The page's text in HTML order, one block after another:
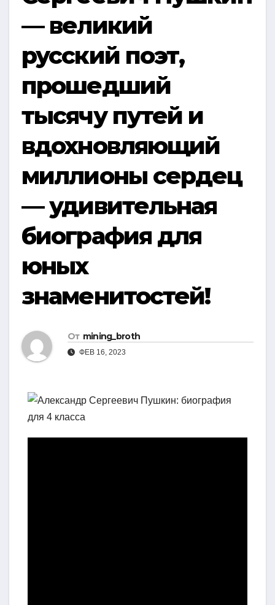
— великий
русский поэт,
прошедший
тысячу путей и
вдохновляющий
миллионы сердец
— удивительная
биография для
юных
знаменитостей!
От mining_broth
ФЕВ 16, 2023